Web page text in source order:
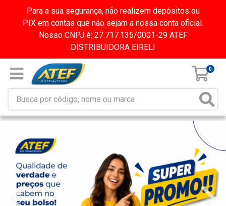
Para a sua segurança, não realizem depósitos ou
PIX em contas que não sejam a nossa conta oficial.
Nosso CNPJ é: 27.717.135/0001-29 ATEF
DISTRIBUIDORA EIRELI
0